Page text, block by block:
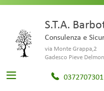
S.T.A.
Consulenza e
via Monte Grappa,2
Gadesco Pieve
0372707301